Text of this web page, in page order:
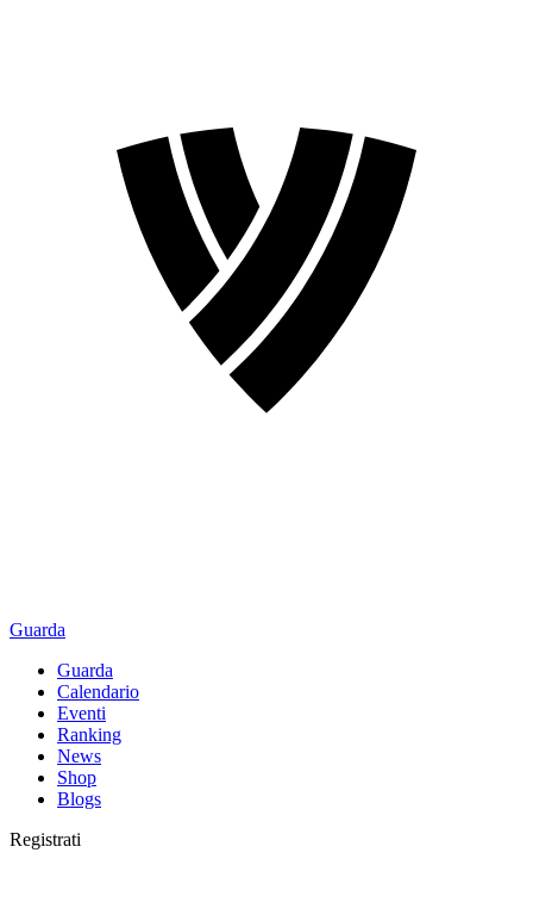
Guarda
Guarda
Calendario
Eventi
Ranking
News
Shop
Blogs
Registrati